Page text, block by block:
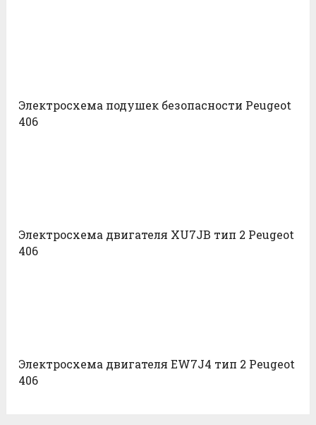
Электросхема подушек безопасности Peugeot
406
Электросхема двигателя XU7JB тип 2 Peugeot
406
Электросхема двигателя EW7J4 тип 2 Peugeot
406